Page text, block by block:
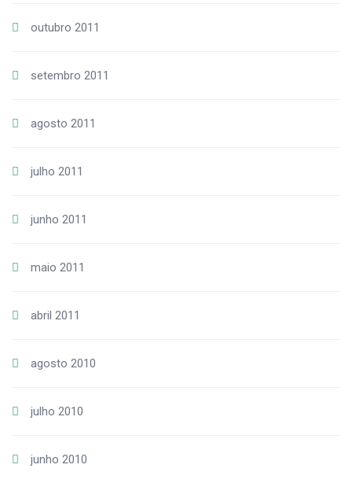
outubro 2011
setembro 2011
agosto 2011
julho 2011
junho 2011
maio 2011
abril 2011
agosto 2010
julho 2010
junho 2010